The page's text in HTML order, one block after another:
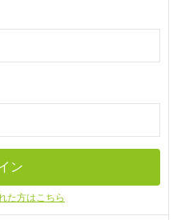
た方はこちら